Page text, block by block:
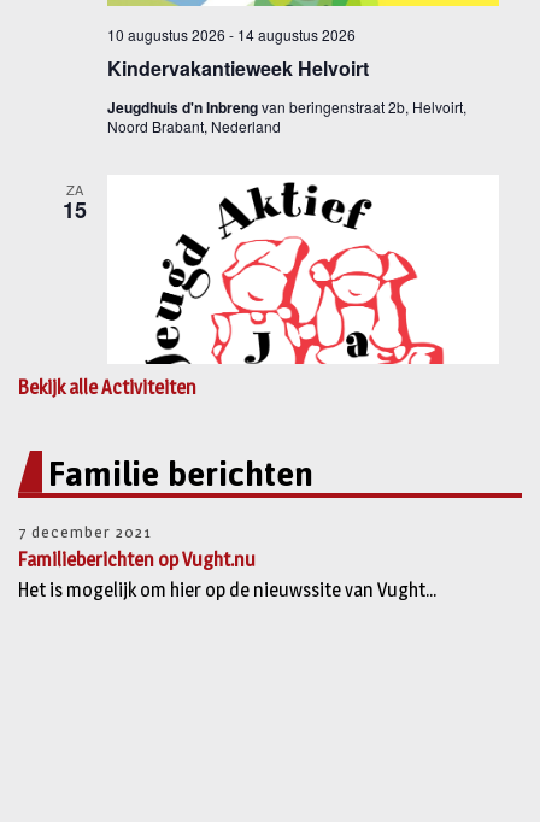
Bekijk alle Activiteiten
Familie berichten
7 december 2021
Familieberichten op Vught.nu
Het is mogelijk om hier op de nieuwssite van Vught...